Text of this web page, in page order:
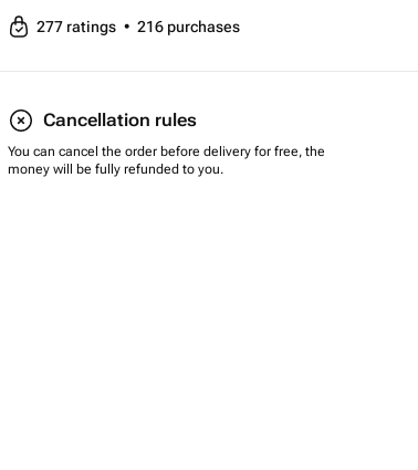
277 ratings • 216 purchases
Cancellation rules
You can cancel the order before delivery for free, the
money will be fully refunded to you.